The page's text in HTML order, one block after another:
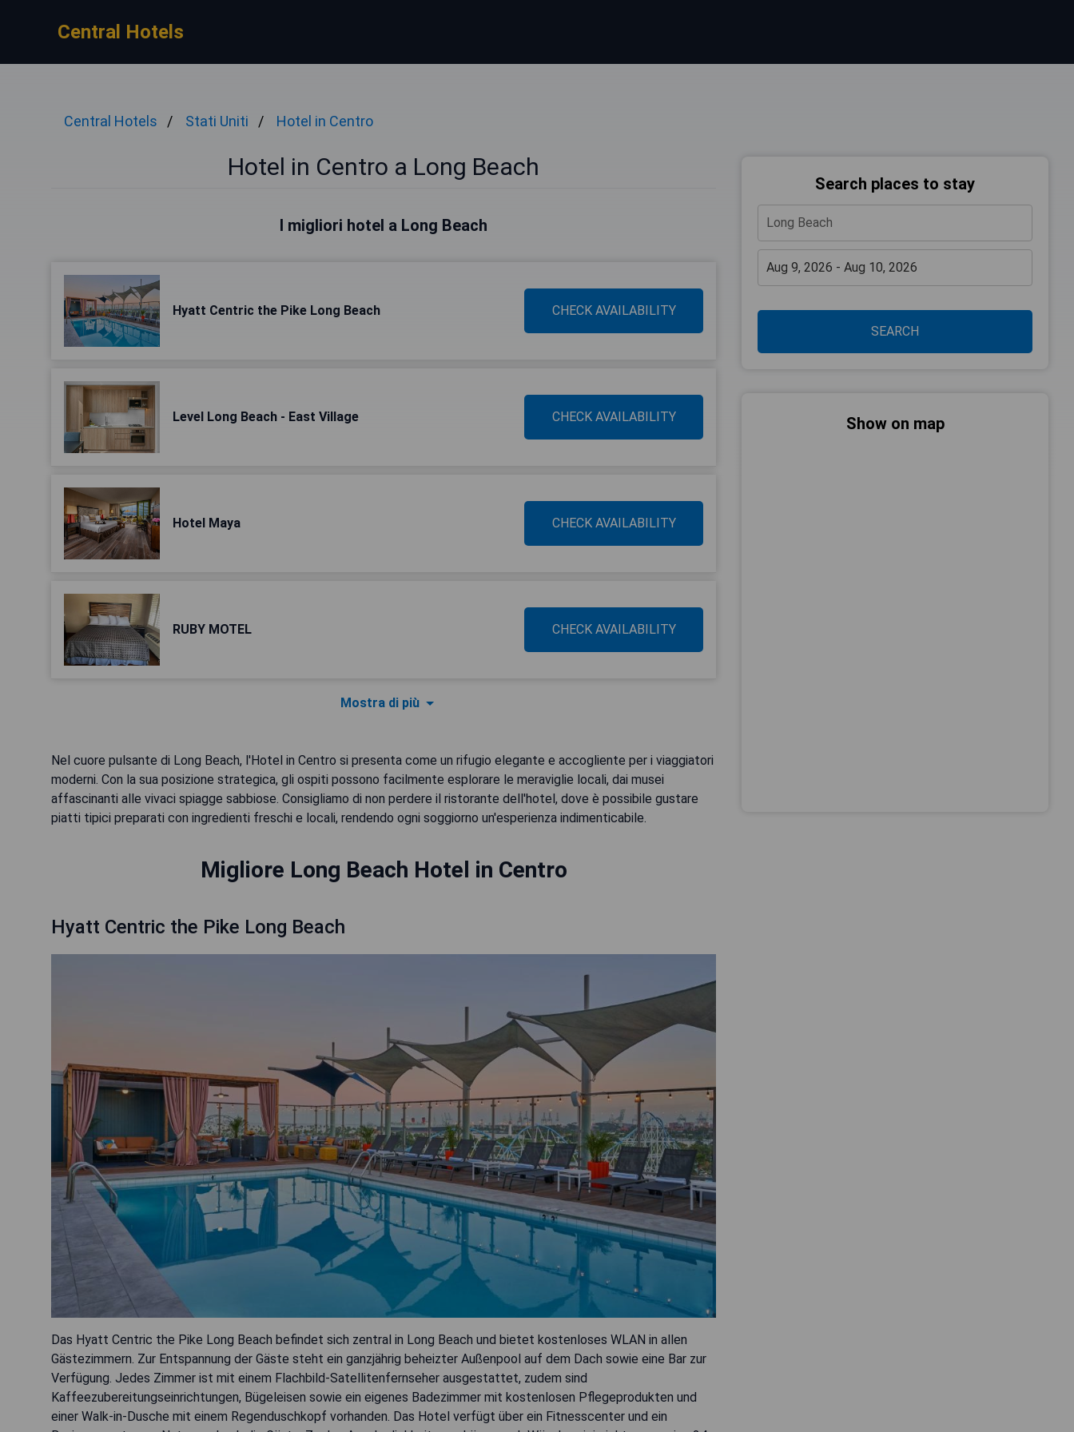
Central Hotels
Central Hotels Stati Uniti Hotel in Centro
Hotel in Centro a Long Beach
I migliori hotel a Long Beach
Hyatt Centric the Pike Long Beach CHECK AVAILABILITY
Level Long Beach - East Village CHECK AVAILABILITY
Hotel Maya CHECK AVAILABILITY
RUBY MOTEL CHECK AVAILABILITY
Mostra di più
Nel cuore pulsante di Long Beach, l'Hotel in Centro si presenta come un rifugio elegante e accogliente per i viaggiatori
moderni. Con la sua posizione strategica, gli ospiti possono facilmente esplorare le meraviglie locali, dai musei
affascinanti alle vivaci spiagge sabbiose. Consigliamo di non perdere il ristorante dell'hotel, dove è possibile gustare
piatti tipici preparati con ingredienti freschi e locali, rendendo ogni soggiorno un'esperienza indimenticabile.
Migliore Long Beach Hotel in Centro
Hyatt Centric the Pike Long Beach
Das Hyatt Centric the Pike Long Beach befindet sich zentral in Long Beach und bietet kostenloses WLAN in allen
Gästezimmern. Zur Entspannung der Gäste steht ein ganzjährig beheizter Außenpool auf dem Dach sowie eine Bar zur
Verfügung. Jedes Zimmer ist mit einem Flachbild-Satellitenfernseher ausgestattet, zudem sind
Kaffeezubereitungseinrichtungen, Bügeleisen sowie ein eigenes Badezimmer mit kostenlosen Pflegeprodukten und
einer Walk-in-Dusche mit einem Regenduschkopf vorhanden. Das Hotel verfügt über ein Fitnesscenter und ein
Search places to stay
SEARCH
Show on map